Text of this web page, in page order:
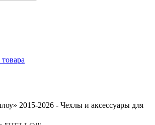
2015-2026 - Чехлы и аксессуары для